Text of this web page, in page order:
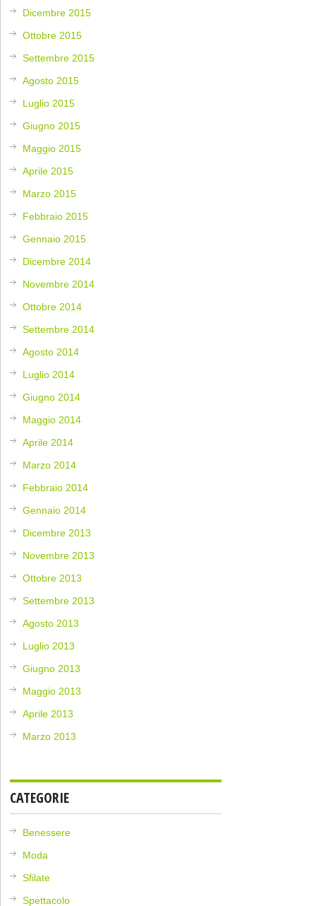
Dicembre 2015
Ottobre 2015
Settembre 2015
Agosto 2015
Luglio 2015
Giugno 2015
Maggio 2015
Aprile 2015
Marzo 2015
Febbraio 2015
Gennaio 2015
Dicembre 2014
Novembre 2014
Ottobre 2014
Settembre 2014
Agosto 2014
Luglio 2014
Giugno 2014
Maggio 2014
Aprile 2014
Marzo 2014
Febbraio 2014
Gennaio 2014
Dicembre 2013
Novembre 2013
Ottobre 2013
Settembre 2013
Agosto 2013
Luglio 2013
Giugno 2013
Maggio 2013
Aprile 2013
Marzo 2013
CATEGORIE
Benessere
Moda
Sfilate
Spettacolo